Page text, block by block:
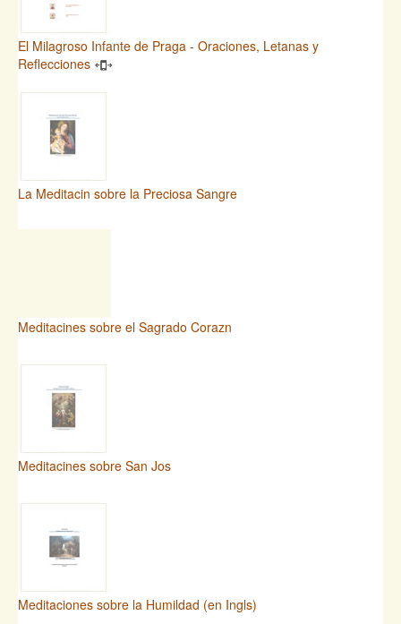
El Milagroso Infante de Praga - Oraciones, Letanas y
Reflecciones
La Meditacin sobre la Preciosa Sangre
Meditacines sobre el Sagrado Corazn
Meditacines sobre San Jos
Meditaciones sobre la Humildad (en Ingls)